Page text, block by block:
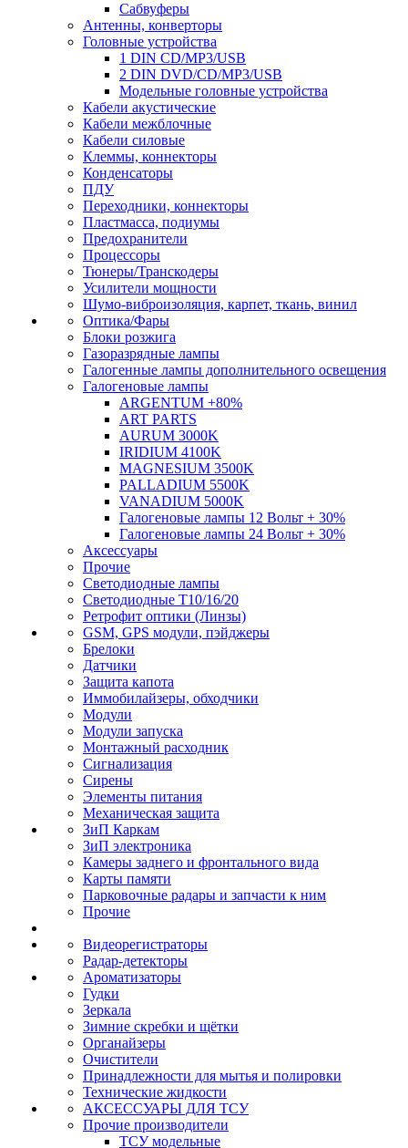
Сабвуферы
Антенны, конверторы
Головные устройства
1 DIN CD/MP3/USB
2 DIN DVD/CD/MP3/USB
Модельные головные устройства
Кабели акустические
Кабели межблочные
Кабели силовые
Клеммы, коннекторы
Конденсаторы
ПДУ
Переходники, коннекторы
Пластмасса, подиумы
Предохранители
Процессоры
Тюнеры/Транскодеры
Усилители мощности
Шумо-виброизоляция, карпет, ткань, винил
Оптика/Фары
Блоки розжига
Газоразрядные лампы
Галогенные лампы дополнительного освещения
Галогеновые лампы
ARGENTUM +80%
ART PARTS
AURUM 3000K
IRIDIUM 4100K
MAGNESIUM 3500K
PALLADIUM 5500K
VANADIUM 5000K
Галогеновые лампы 12 Вольт + 30%
Галогеновые лампы 24 Вольт + 30%
Аксессуары
Прочие
Светодиодные лампы
Светодиодные Т10/16/20
Ретрофит оптики (Линзы)
GSM, GPS модули, пэйджеры
Брелоки
Датчики
Защита капота
Иммобилайзеры, обходчики
Модули
Модули запуска
Монтажный расходник
Сигнализация
Сирены
Элементы питания
Механическая защита
ЗиП Каркам
ЗиП электроника
Камеры заднего и фронтального вида
Карты памяти
Парковочные радары и запчасти к ним
Прочие
Видеорегистраторы
Радар-детекторы
Ароматизаторы
Гудки
Зеркала
Зимние скребки и щётки
Органайзеры
Очистители
Принадлежности для мытья и полировки
Технические жидкости
АКСЕССУАРЫ ДЛЯ ТСУ
Прочие производители
ТСУ модельные